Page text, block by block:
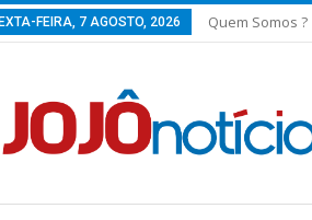
FEIRA, 7 AGOSTO, 2026 Quem Somos ?